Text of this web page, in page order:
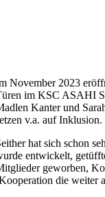
November 2023
im KSC ASAHI
Kanter und
v.a. auf Inklusion.
hat sich schon
entwickelt,
geworben,
die weiter